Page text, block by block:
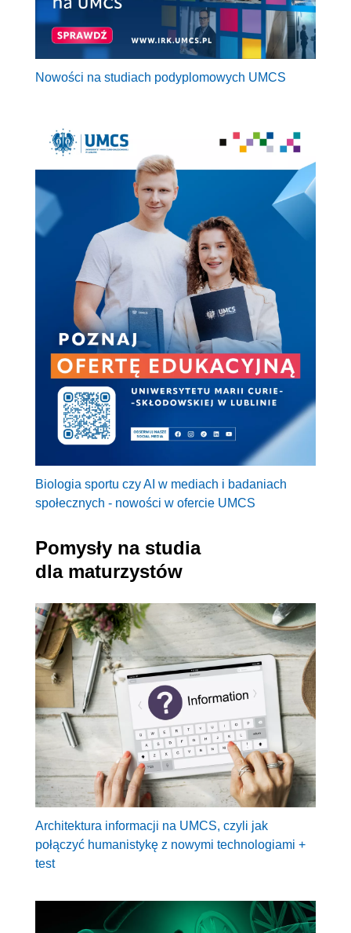
Nowości na studiach podyplomowych UMCS
Biologia sportu czy AI w mediach i badaniach
społecznych - nowości w ofercie UMCS
Pomysły na studia
dla maturzystów
Architektura informacji na UMCS, czyli jak
połączyć humanistykę z nowymi technologiami +
test